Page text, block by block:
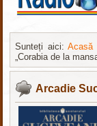
Sunteți aici: Acasă
„Corabia de la
Шаблоны Joomla 3
Arcadie